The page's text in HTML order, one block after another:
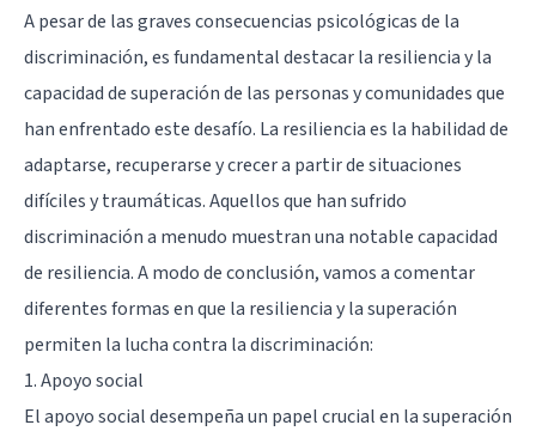
A pesar de las graves consecuencias psicológicas de la
discriminación, es fundamental destacar la resiliencia y la
capacidad de superación de las personas y comunidades que
han enfrentado este desafío. La resiliencia es la habilidad de
adaptarse, recuperarse y crecer a partir de situaciones
difíciles y traumáticas. Aquellos que han sufrido
discriminación a menudo muestran una notable capacidad
de resiliencia. A modo de conclusión, vamos a comentar
diferentes formas en que la resiliencia y la superación
permiten la lucha contra la discriminación:
1. Apoyo social
El apoyo social desempeña un papel crucial en la superación